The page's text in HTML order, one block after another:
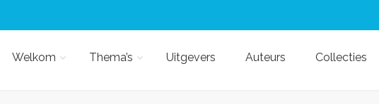
Welkom Thema’s Uitgevers Auteurs Collecties